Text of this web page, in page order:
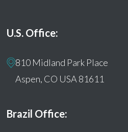
U.S. Office:
810 Midland Park Place
Aspen, CO USA 81611
Brazil Office: